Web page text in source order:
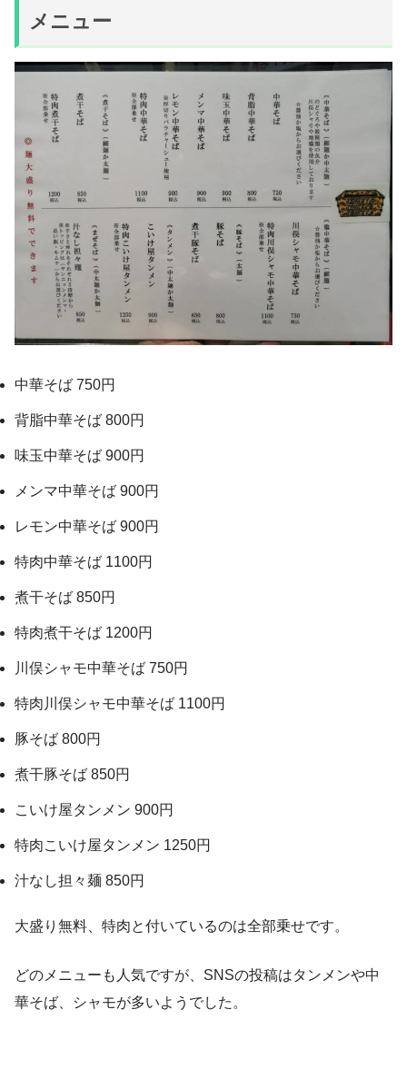
メニュー
中華そば 750円
背脂中華そば 800円
味玉中華そば 900円
メンマ中華そば 900円
レモン中華そば 900円
特肉中華そば 1100円
煮干そば 850円
特肉煮干そば 1200円
川俣シャモ中華そば 750円
特肉川俣シャモ中華そば 1100円
豚そば 800円
煮干豚そば 850円
こいけ屋タンメン 900円
特肉こいけ屋タンメン 1250円
汁なし担々麺 850円
大盛り無料、特肉と付いているのは全部乗せです。
どのメニューも人気ですが、SNSの投稿はタンメンや中
華そば、シャモが多いようでした。